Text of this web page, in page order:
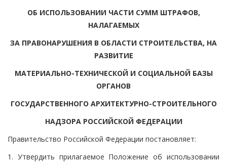
ОБ ИСПОЛЬЗОВАНИИ ЧАСТИ СУММ ШТРАФОВ,
НАЛАГАЕМЫХ
ЗА ПРАВОНАРУШЕНИЯ В ОБЛАСТИ СТРОИТЕЛЬСТВА, НА
РАЗВИТИЕ
МАТЕРИАЛЬНО-ТЕХНИЧЕСКОЙ И СОЦИАЛЬНОЙ БАЗЫ
ОРГАНОВ
ГОСУДАРСТВЕННОГО АРХИТЕКТУРНО-СТРОИТЕЛЬНОГО
НАДЗОРА РОССИЙСКОЙ ФЕДЕРАЦИИ
Правительство Российской Федерации постановляет:
1. Утвердить прилагаемое Положение об использовании